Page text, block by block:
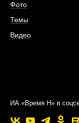
Фото
Темы
Видео
ИА «Время Н» в